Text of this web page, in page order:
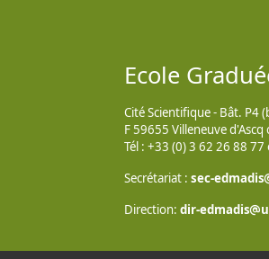
Ecole
Cité Scientifique - Bât. P4
F 59655 Villeneuve d'Ascq
Tél : +33 (0) 3 62 26 88
Secrétariat : sec-edmadis
Direction: dir-edmadis